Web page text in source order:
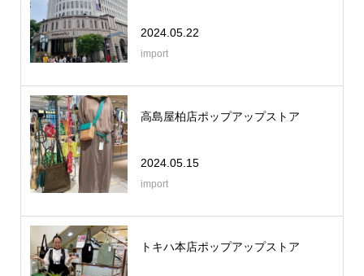
2024.05.22
import
高島屋柏店ポップアップストア
2024.05.15
import
トキハ本店ポップアップストア